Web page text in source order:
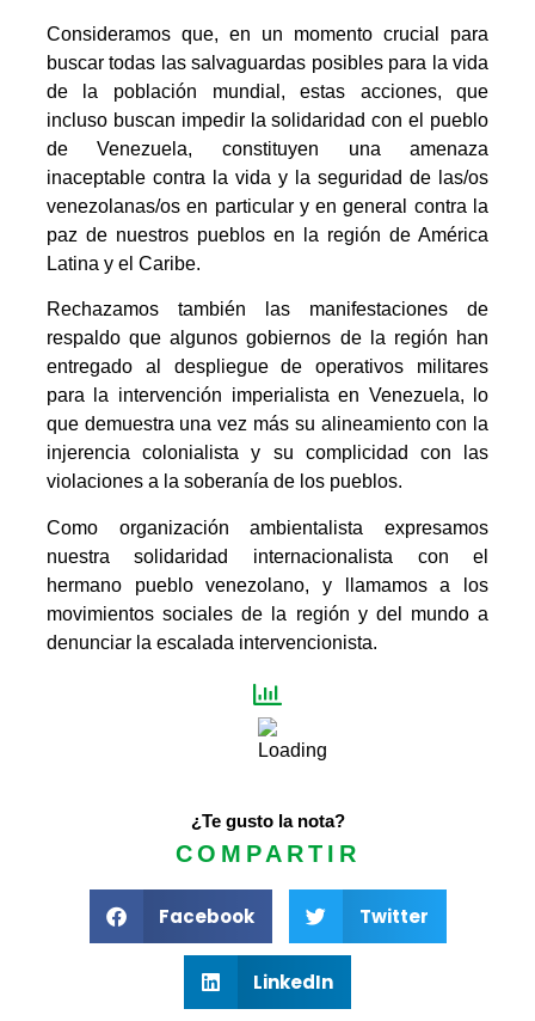
Consideramos que, en un momento crucial para
buscar todas las salvaguardas posibles para la vida
de la población mundial, estas acciones, que
incluso buscan impedir la solidaridad con el pueblo
de Venezuela, constituyen una amenaza
inaceptable contra la vida y la seguridad de las/os
venezolanas/os en particular y en general contra la
paz de nuestros pueblos en la región de América
Latina y el Caribe.
Rechazamos también las manifestaciones de
respaldo que algunos gobiernos de la región han
entregado al despliegue de operativos militares
para la intervención imperialista en Venezuela, lo
que demuestra una vez más su alineamiento con la
injerencia colonialista y su complicidad con las
violaciones a la soberanía de los pueblos.
Como organización ambientalista expresamos
nuestra solidaridad internacionalista con el
hermano pueblo venezolano, y llamamos a los
movimientos sociales de la región y del mundo a
denunciar la escalada intervencionista.
¿Te gusto la nota?
COMPARTIR
Facebook Twitter
LinkedIn